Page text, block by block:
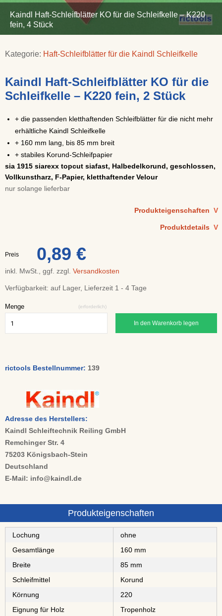
Kaindl Haft-Schleifblätter KO für die Schleifkelle – K220
fein, 4 Stück
Kategorie: Haft-Schleifblätter für die Kaindl Schleifkelle
Kaindl Haft-Schleifblätter KO für die
Schleifkelle – K220 fein, 2 Stück
+ die passenden kletthaftenden Schleifblätter für die nicht mehr
erhältliche Kaindl Schleifkelle
+ 160 mm lang, bis 85 mm breit
+ stabiles Korund-Schleifpapier
sia 1915 siarexx topcut siafast, Halbedelkorund, geschlossen,
Vollkunstharz, F-Papier, kletthaftender Velour
nur solange lieferbar
Produkteigenschaften V
Produktdetails V
Preis 0,89 €
inkl. MwSt., ggf. zzgl. Versandkosten
Verfügbarkeit: auf Lager, Lieferzeit 1 - 4 Tage
Menge (erforderlich)
In den Warenkorb legen
rictools Bestellnummer: 139
Adresse des Herstellers:
Kaindl Schleiftechnik Reiling GmbH
Remchinger Str. 4
75203 Königsbach-Stein
Deutschland
E-Mail: info@kaindl.de
Produkteigenschaften
Lochung
ohne
Gesamtlänge
160 mm
Breite
85 mm
Schleifmittel
⁠⁠⁠Korund
Körnung
220
Eignung für Holz
⁠⁠⁠⁠⁠Tropenholz